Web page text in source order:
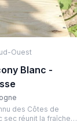
Ouest
Blanc -
des Côtes de
sec réunit la fraîcheur